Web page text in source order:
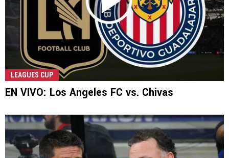
LEAGUES CUP
EN VIVO: Los Angeles FC vs. Chivas